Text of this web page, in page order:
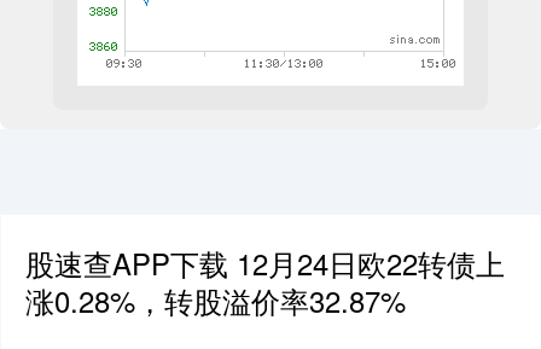
股速查APP下载 12月24日欧22转债上
涨0.28%，转股溢价率32.87%